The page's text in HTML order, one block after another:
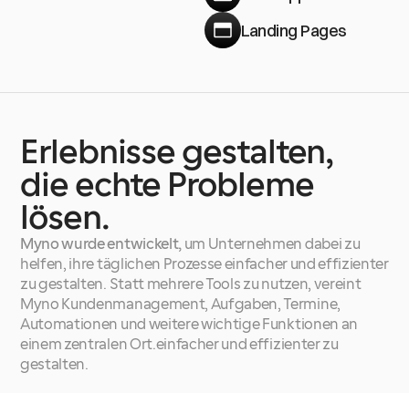
Landing Pages
Erlebnisse gestalten,
die echte Probleme
lösen.
Myno wurde entwickelt, um Unternehmen dabei zu
helfen, ihre täglichen Prozesse einfacher und effizienter
zu gestalten. Statt mehrere Tools zu nutzen, vereint
Myno Kundenmanagement, Aufgaben, Termine,
Automationen und weitere wichtige Funktionen an
einem zentralen Ort.einfacher und effizienter zu
gestalten.